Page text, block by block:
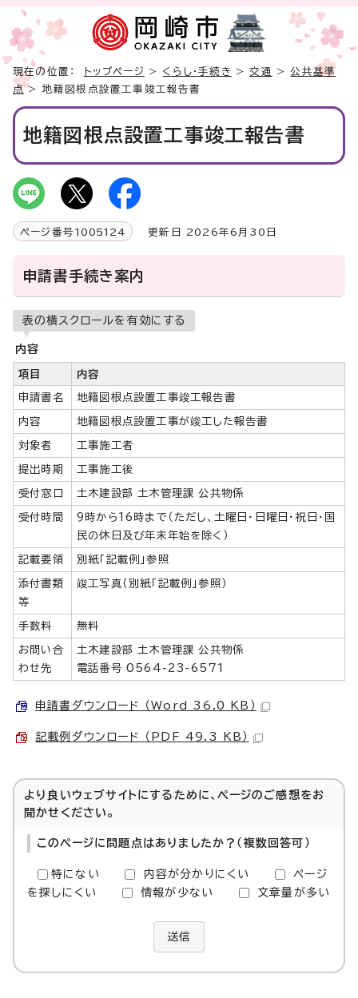
現在の位置： トップページ > くらし・手続き >交通 >公共基準
点> 地籍図根点設置工事竣工報告書
地籍図根点設置工事竣工報告書
ページ番号 1005124 更新日 2026年6月30日
申請書手続き案内
表の横スクロールを有効にする
内容
項目 内容
申請書名 地籍図根点設置工事竣工報告書
内容 地籍図根点設置工事が竣工した報告書
対象者 工事施工者
提出時期 工事施工後
受付窓口 土木建設部 土木管理課 公共物係
受付時間
9時から16時まで（ただし、土曜日・日曜日・祝日・国
民の休日及び年末年始を除く）
記載要領 別紙「記載例」参照
添付書類
等
竣工写真（別紙「記載例」参照）
手数料 無料
お問い合
わせ先
土木建設部 土木管理課 公共物係
電話番号 0564-23-6571
申請書ダウンロード （Word 36.0 KB）
記載例ダウンロード （PDF 49.3 KB）
より良いウェブサイトにするために、ページのご感想をお
聞かせください。
このページに問題点はありましたか？（複数回答可）
特にない 内容が分かりにくい
ページ
を探しにくい
情報が少ない 文章量が多い
送信